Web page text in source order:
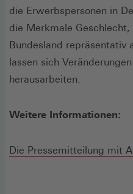
die Erwerbspersonen in
die Merkmale
Bundesland repräsentativ
lassen sich
herausarbeiten.
Weitere Informationen:
Die Pressemitteilung mit